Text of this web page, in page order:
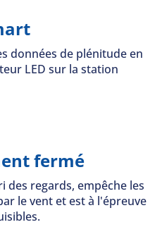
données de plénitude en
LED sur la station
fermé
des regards, empêche les
le vent et est à l'épreuve